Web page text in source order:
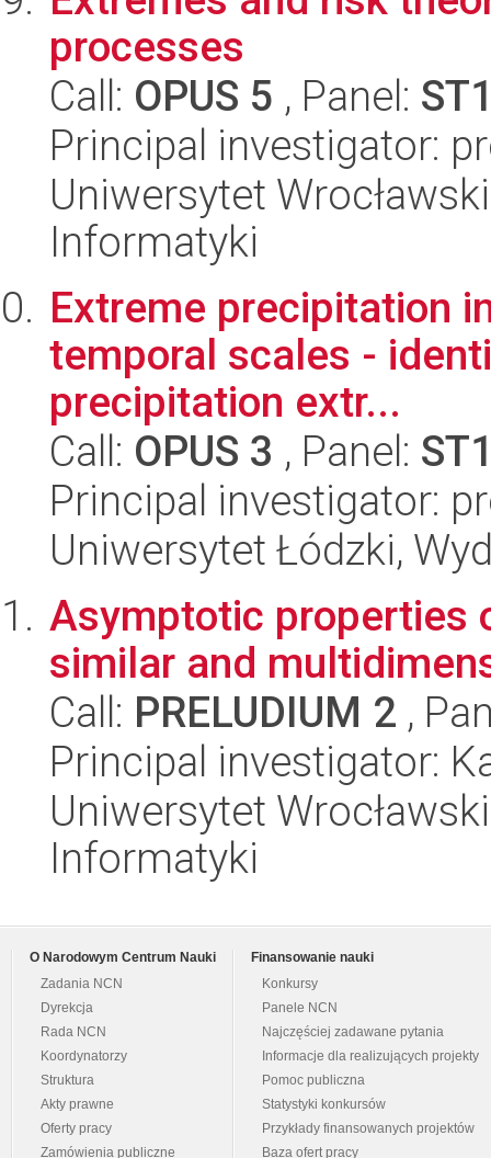
processes
Call: OPUS 5 , Panel:
Principal investigator:
Uniwersytet
Informatyki
Extreme precipitation
temporal scales -
precipitation extr...
Call: OPUS 3 , Panel:
Principal investigator:
Uniwersytet Łódzki,
Asymptotic properties
similar and
Call: PRELUDIUM 2 ,
Principal investigator:
Uniwersytet
Informatyki
O Narodowym Centrum Nauki
Zadania NCN
Dyrekcja
Rada NCN
Koordynatorzy
Struktura
Akty prawne
Oferty pracy
Zamówienia publiczne
Finansowanie nauki
Konkursy
Panele NCN
Najczęściej zadawane pytania
Informacje dla realizujących projekty
Pomoc publiczna
Statystyki konkursów
Przykłady finansowanych projektów
Baza ofert pracy